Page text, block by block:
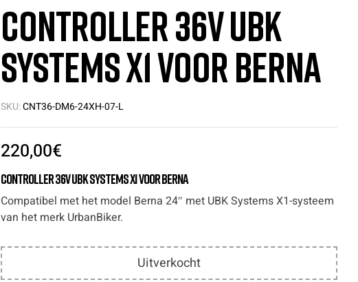
595,00€
20,00€
Controller 36V UBK
Systems X1 voor Berna
SKU:CNT36-DM6-24XH-07-L
220,00€
Controller 36V UBK Systems X1 voor Berna
Compatibel met het model Berna 24″ met UBK Systems X1-systeem
van het merk UrbanBiker.
Uitverkocht